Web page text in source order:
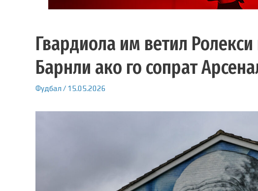
Гвардиола им ветил
Барнли ако го сопрат
Фудбал / 15.05.2026